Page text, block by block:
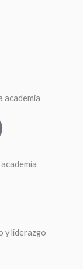
academia
y liderazgo